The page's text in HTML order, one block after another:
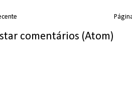
comentários (Atom)